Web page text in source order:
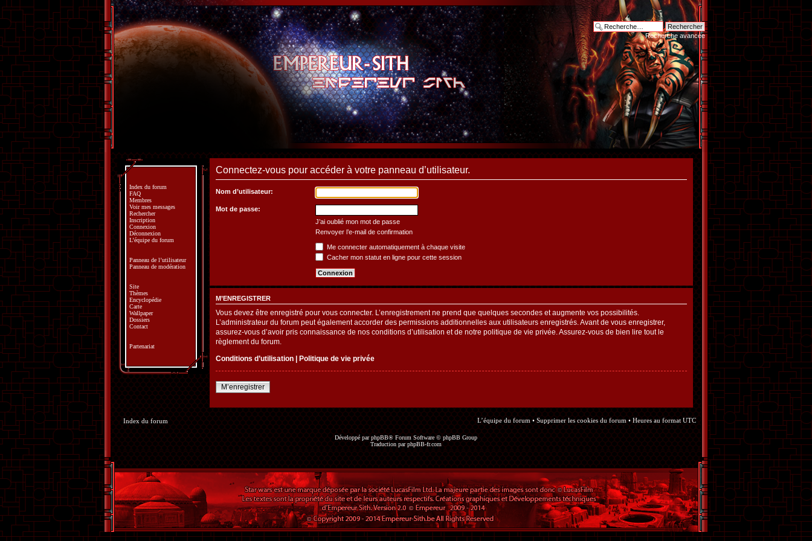
Recherche avancée
Connectez-vous pour accéder à votre panneau d’utilisateur.
Nom d’utilisateur:
Mot de passe:
J’ai oublié mon mot de passe
Renvoyer l’e-mail de confirmation
Me connecter automatiquement à chaque visite
Cacher mon statut en ligne pour cette session
M’ENREGISTRER
Vous devez être enregistré pour vous connecter. L’enregistrement ne prend que quelques secondes et augmente vos possibilités.
L’administrateur du forum peut également accorder des permissions additionnelles aux utilisateurs enregistrés. Avant de vous enregistrer,
assurez-vous d’avoir pris connaissance de nos conditions d’utilisation et de notre politique de vie privée. Assurez-vous de bien lire tout le
règlement du forum.
Conditions d’utilisation | Politique de vie privée
M’enregistrer
Index du forum
FAQ
Membres
Voir mes messages
Rechercher
Inscription
Connexion
Déconnexion
L’équipe du forum
Panneau de l’utilisateur
Panneau de modération
Site
Thèmes
Encyclopédie
Carte
Wallpaper
Dossiers
Contact
Partenariat
Index du forum L’équipe du forum • Supprimer les cookies du forum • Heures au format UTC
Développé parphpBB® Forum Software © phpBB Group
Traduction parphpBB-fr.com